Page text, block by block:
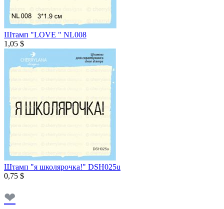
Штамп "LOVE " NL008
1,05 $
Штамп "я школярочка!" DSH025u
0,75 $
❤